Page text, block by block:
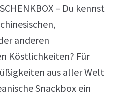
– Du kennst
anderen
Köstlichkeiten? Für
aus aller Welt
Snackbox ein